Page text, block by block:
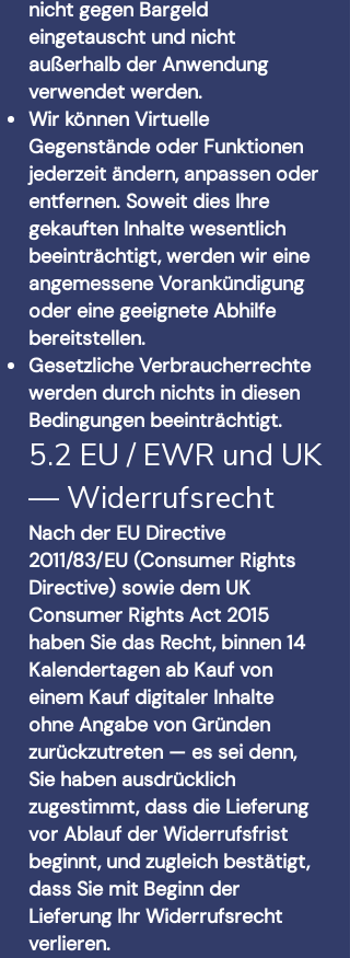
nicht gegen Bargeld
eingetauscht und nicht
außerhalb der Anwendung
verwendet werden.
Wir können Virtuelle
Gegenstände oder Funktionen
jederzeit ändern, anpassen oder
entfernen. Soweit dies Ihre
gekauften Inhalte wesentlich
beeinträchtigt, werden wir eine
angemessene Vorankündigung
oder eine geeignete Abhilfe
bereitstellen.
Gesetzliche Verbraucherrechte
werden durch nichts in diesen
Bedingungen beeinträchtigt.
5.2 EU / EWR und UK
— Widerrufsrecht
Nach der EU Directive
2011/83/EU (Consumer Rights
Directive) sowie dem UK
Consumer Rights Act 2015
haben Sie das Recht, binnen 14
Kalendertagen ab Kauf von
einem Kauf digitaler Inhalte
ohne Angabe von Gründen
zurückzutreten — es sei denn,
Sie haben ausdrücklich
zugestimmt, dass die Lieferung
vor Ablauf der Widerrufsfrist
beginnt, und zugleich bestätigt,
dass Sie mit Beginn der
Lieferung Ihr Widerrufsrecht
verlieren.